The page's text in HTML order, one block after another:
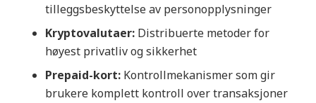
tilleggsbeskyttelse av personopplysninger
Kryptovalutaer: Distribuerte metoder for
høyest privatliv og sikkerhet
Prepaid-kort: Kontrollmekanismer som gir
brukere komplett kontroll over transaksjoner